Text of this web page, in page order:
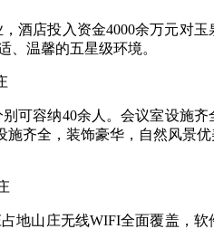
店投入资金4000余万元对
温馨的五星级环境。
可容纳40余人。会议室设施
齐全，装饰豪华，自然风景
地山庄无线WIFI全面覆盖，